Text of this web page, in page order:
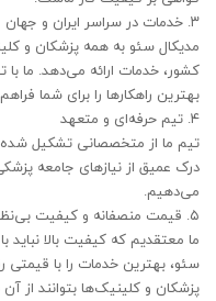
۳. خدمات در سراسر ایران و جهان
مدیکال سئو به همه پزشکان و
کشور، خدمات ارائه می‌دهد. ما با
بهترین راهکارها را برای شما
۴. تیم حرفه‌ای و متعهد
تیم ما از متخصصانی تشکیل شده
درک عمیق از نیازهای جامعه
می‌دهیم.
۵. قیمت منصفانه و کیفیت بی‌نظیر
ما معتقدیم که کیفیت بالا نباید
سئو، بهترین خدمات را با قیمتی
پزشکان و کلینیک‌ها بتوانند از